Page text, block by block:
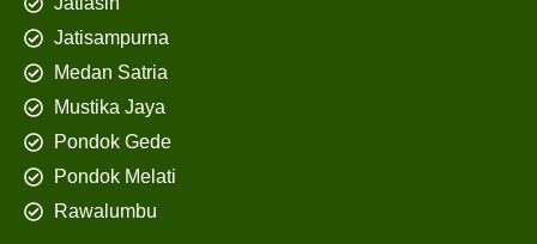
Jatisampurna
Medan Satria
Mustika Jaya
Pondok Gede
Pondok Melati
Rawalumbu